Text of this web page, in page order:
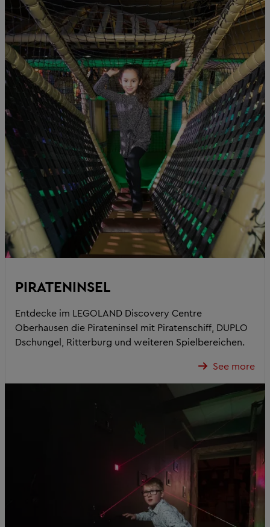
PIRATENINSEL
Entdecke im LEGOLAND Discovery Centre
Oberhausen die Pirateninsel mit Piratenschiff, DUPLO
Dschungel, Ritterburg und weiteren Spielbereichen.
See more